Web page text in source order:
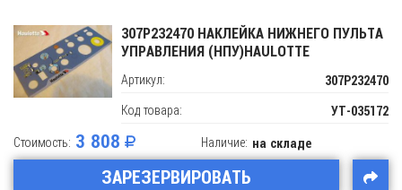
307P232470 НАКЛЕЙКА НИЖНЕГО ПУЛЬТА
УПРАВЛЕНИЯ (НПУ)HAULOTTE
Артикул:
307P232470
Код товара: УТ-035172
Стоимость: 3 808
ЗАРЕЗЕРВИРОВАТЬ
Наличие: на складе